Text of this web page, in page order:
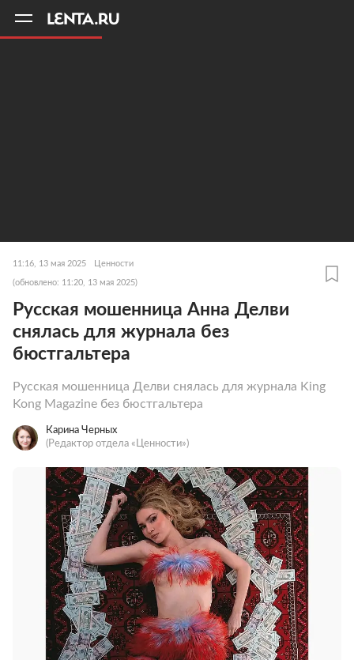
11:16, 13 мая 2025 Ценности
(обновлено: 11:20, 13 мая 2025)
Русская мошенница Анна Делви
снялась для журнала без
бюстгальтера
Русская мошенница Делви снялась для журнала King
Kong Magazine без бюстгальтера
Карина Черных
(Редактор отдела «Ценности»)